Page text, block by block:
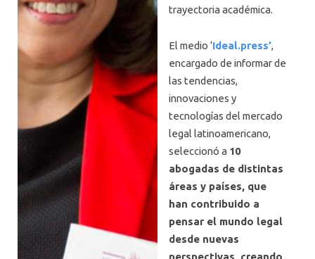
trayectoria académica.
El medio ‘Ideal.press’,
encargado de informar de
las tendencias,
innovaciones y
tecnologías del mercado
legal latinoamericano,
seleccionó a 10
abogadas de distintas
áreas y países, que
han contribuido a
pensar el mundo legal
desde nuevas